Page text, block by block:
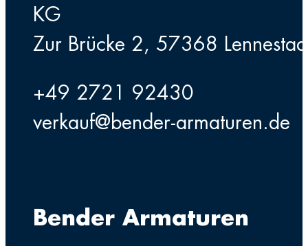
KG
Zur Brücke 2, 57368
+49 2721 92430
verkauf@bender-armaturen.de
Bender Armaturen